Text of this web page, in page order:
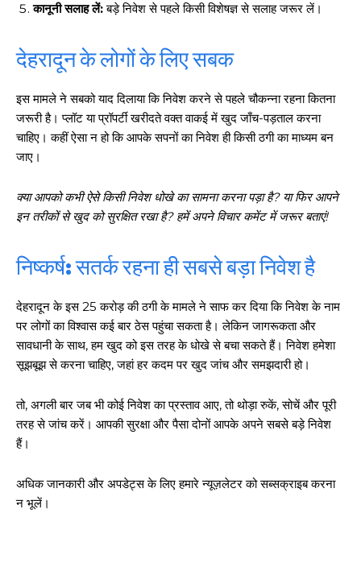
कानूनी सलाह लें:बड़े निवेश से पहले किसी विशेषज्ञ से सलाह जरूर लें।
देहरादून के लोगों के लिए सबक
इस मामले ने सबको याद दिलाया कि निवेश करने से पहले चौकन्ना रहना कितना
जरूरी है। प्लॉट या प्रॉपर्टी खरीदते वक्त वाकई में खुद जाँच-पड़ताल करना
चाहिए। कहीं ऐसा न हो कि आपके सपनों का निवेश ही किसी ठगी का माध्यम बन
जाए।
क्या आपको कभी ऐसे किसी निवेश धोखे का सामना करना पड़ा है? या फिर आपने
इन तरीकों से खुद को सुरक्षित रखा है? हमें अपने विचार कमेंट में जरूर बताएं!
निष्कर्ष: सतर्क रहना ही सबसे बड़ा निवेश है
देहरादून के इस 25 करोड़ की ठगी के मामले ने साफ कर दिया कि निवेश के नाम
पर लोगों का विश्वास कई बार ठेस पहुंचा सकता है। लेकिन जागरूकता और
सावधानी के साथ, हम खुद को इस तरह के धोखे से बचा सकते हैं। निवेश हमेशा
सूझबूझ से करना चाहिए, जहां हर कदम पर खुद जांच और समझदारी हो।
तो, अगली बार जब भी कोई निवेश का प्रस्ताव आए, तो थोड़ा रुकें, सोचें और पूरी
तरह से जांच करें। आपकी सुरक्षा और पैसा दोनों आपके अपने सबसे बड़े निवेश
हैं।
अधिक जानकारी और अपडेट्स के लिए हमारे न्यूज़लेटर को सब्सक्राइब करना
न भूलें।